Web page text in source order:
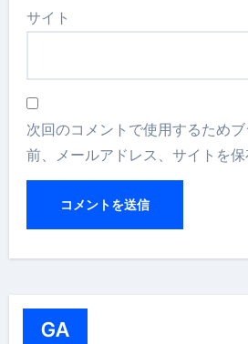
サイト
次回のコメントで使用するため
前、メールアドレス、サイトを保
GA